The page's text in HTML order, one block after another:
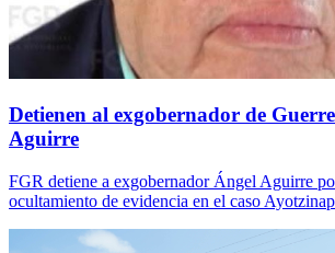
Detienen al exgobernador de
Aguirre
FGR detiene a exgobernador Ángel Aguirre
ocultamiento de evidencia en el caso